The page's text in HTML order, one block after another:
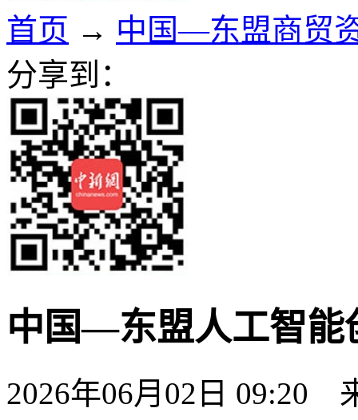
首页 → 中国—东盟商贸
分享到：
中国—东盟人工智能
2026年06月02日 09:20